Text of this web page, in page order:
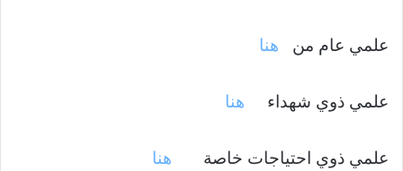
علمي عام من هنا
علمي ذوي شهداء هنا
علمي ذوي احتياجات خاصة هنا